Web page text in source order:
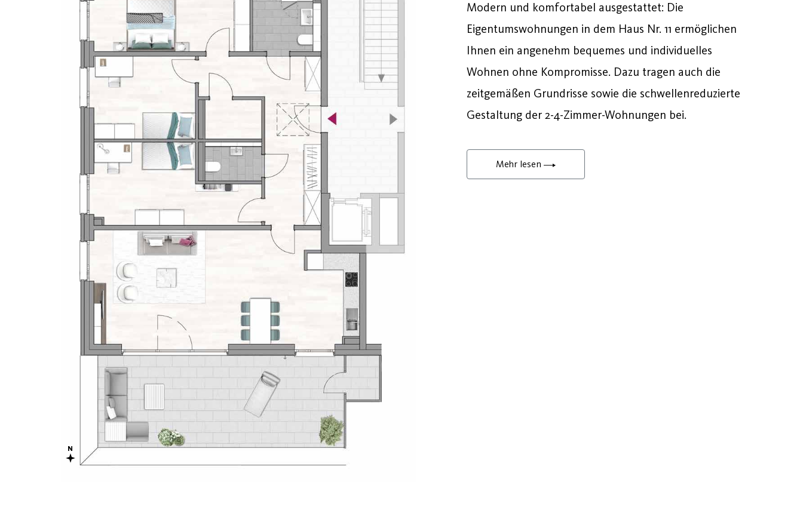
Modern und komfortabel ausgestattet: Die
Eigentumswohnungen in dem Haus Nr. 11 ermöglichen
Ihnen ein angenehm bequemes und individuelles
Wohnen ohne Kompromisse. Dazu tragen auch die
zeitgemäßen Grundrisse sowie die schwellenreduzierte
Gestaltung der 2-4-Zimmer-Wohnungen bei.
Mehr lesen